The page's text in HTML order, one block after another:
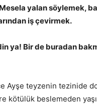
yalan söylemek,
iş çevirmek.
ya! Bir de buradan
Ayşe teyzenin tezinide
kötülük beslemeden